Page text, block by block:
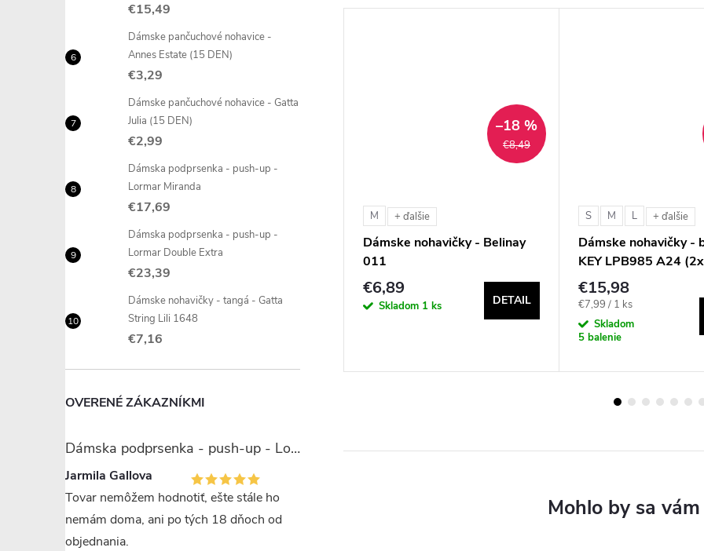
€15,49
Dámske pančuchové nohavice -
Annes Estate (15 DEN)
€3,29
Dámske pančuchové nohavice - Gatta
Julia (15 DEN)
€2,99
Dámska podprsenka - push-up -
Lormar Miranda
€17,69
Dámska podprsenka - push-up -
Lormar Double Extra
€23,39
Dámske nohavičky - tangá - Gatta
String Lili 1648
€7,16
OVERENÉ ZÁKAZNÍKMI
Dámska podprsenka - push-up - Lormar Miranda
Jarmila Gallova
Tovar nemôžem hodnotiť, ešte stále ho
nemám doma, ani po tých 18 dňoch od
objednania.
–14 %
Posledný kus
M
Dámske nohavičky - tangá -
Sielei 1683
Skladom1 ks DETAIL
€8,49
–18 %
M + ďalšie
Dámske nohavičky - Belinay
011
€6,89
Skladom 1 ks DETAIL
S M L + ďalšie
Dámske nohavičky -
KEY LPB985 A24
€15,98
Jednotková
cena:
€7,99 / 1 ks
Skladom
5 balenie